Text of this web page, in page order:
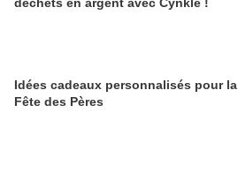
Idées cadeaux personnalisés pour la
Fête des Pères